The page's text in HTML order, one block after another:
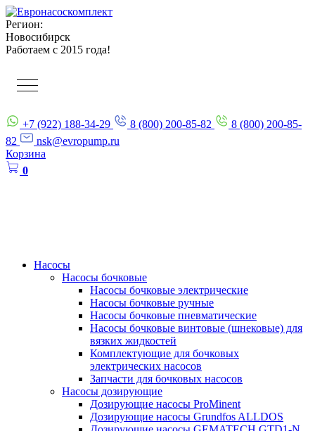
Регион:
Новосибирск
Работаем с 2015 года!
+7 (922) 188-34-29 8 (800) 200-85-82
8 (800) 200-85-
82
nsk@evropump.ru
Корзина
0
Насосы
Насосы бочковые
Насосы бочковые электрические
Насосы бочковые ручные
Насосы бочковые пневматические
Насосы бочковые винтовые (шнековые) для
вязких жидкостей
Комплектующие для бочковых
электрических насосов
Запчасти для бочковых насосов
Насосы дозирующие
Дозирующие насосы ProMinent
Дозирующие насосы Grundfos ALLDOS